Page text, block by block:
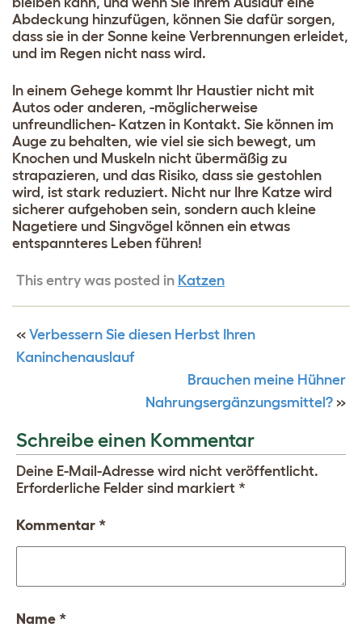
Abdeckung hinzufügen, können Sie dafür sorgen,
dass sie in der Sonne keine Verbrennungen erleidet,
und im Regen nicht nass wird.
In einem Gehege kommt Ihr Haustier nicht mit
Autos oder anderen, -möglicherweise
unfreundlichen- Katzen in Kontakt. Sie können im
Auge zu behalten, wie viel sie sich bewegt, um
Knochen und Muskeln nicht übermäßig zu
strapazieren, und das Risiko, dass sie gestohlen
wird, ist stark reduziert. Nicht nur Ihre Katze wird
sicherer aufgehoben sein, sondern auch kleine
Nagetiere und Singvögel können ein etwas
entspannteres Leben führen!
This entry was posted in Katzen
« Verbessern Sie diesen Herbst Ihren
Kaninchenauslauf
Brauchen meine Hühner
Nahrungsergänzungsmittel? »
Schreibe einen Kommentar
Deine E-Mail-Adresse wird nicht veröffentlicht.
Erforderliche Felder sind markiert *
Kommentar *
Name *